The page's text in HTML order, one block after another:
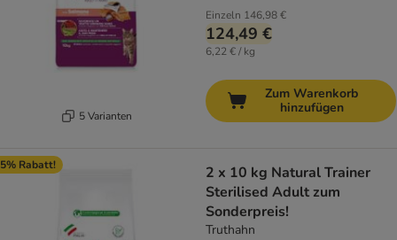
5 Varianten
Einzeln 146,98 €
124,49 €
6,22 € / kg
Zum Warenkorb
hinzufügen
Rabatt!
2 x 10 kg Natural Trainer
Sterilised Adult zum
Sonderpreis!
Truthahn